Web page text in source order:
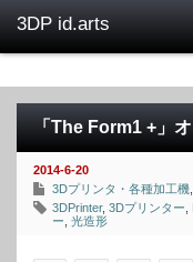
「The Form1 +」
2014-6-20
3Dプリンタ・各種加工機
3DPrinter, 3Dプリンター
ー 光造形